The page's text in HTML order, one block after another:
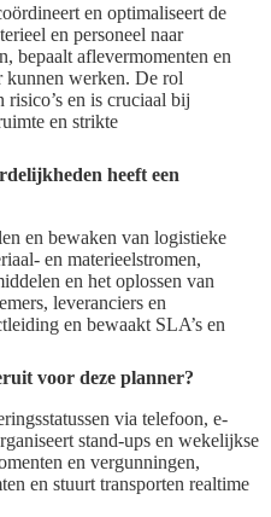
en optimaliseert de
en personeel naar
bepaalt aflevermomenten en
kunnen werken. De rol
en is cruciaal bij
en strikte
heeft een
en bewaken van logistieke
en materieelstromen,
en het oplossen van
leveranciers en
en bewaakt SLA’s en
voor deze planner?
via telefoon, e-
stand-ups en wekelijkse
en vergunningen,
en stuurt transporten realtime